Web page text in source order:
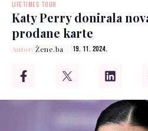
LIFETIMES TOUR
Katy Perry donirala
prodane karte
Autor:Žene.ba 19. 11. 2024.